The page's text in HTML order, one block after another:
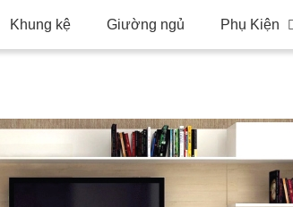
Khung kệ Giường ngủ Phụ Kiện